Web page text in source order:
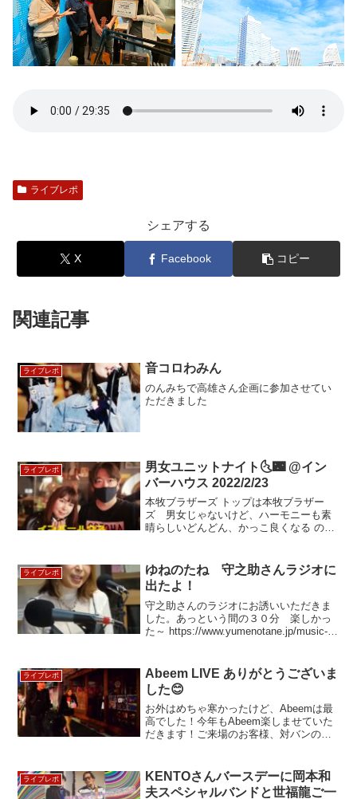
ライブレポ
シェアする
X Facebook コピー
関連記事
ライブレポ 音コロわみん
のんみちで高雄さん企画に参加させてい
ただきました
ライブレポ
男女ユニットナイト🌜🌃 @イン
バーハウス 2022/2/23
本牧ブラザーズ トップは本牧ブラザー
ズ 男女じゃないけど、ハーモニーも素
晴らしいどんどん、かっこ良くなる のん
い！カバーに驚き‼凄く良い RY…
ライブレポ
ゆねのたね 守之助さんラジオに
出たよ！
守之助さんのラジオにお誘いいただきま
した。あっという間の３０分 楽しかっ
た～ https://www.yumenotane.jp/music-is-
ライブレポ
Abeem LIVE ありがとうございま
した😊
お外はめちゃ寒かったけど、Abeemは最
高でした！今年もAbeem楽しませていた
だきます！ご来場のお客様、対バンの皆
みなさまもありがとうございました…
ライブレポ
KENTOさんバースデーに岡本和
夫スペシャルバンドと世福龍ご一